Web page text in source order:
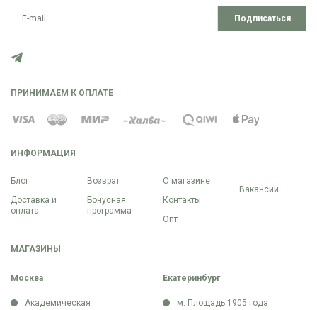
ИНФОРМАЦИЯ
Блог
Доставка и
оплата
Возврат
Бонусная
программа
О магазине
Контакты
Опт
Вакансии
МАГАЗИНЫ
Москва
Академическая
Екатеринбург
м. Площадь 1905 года
Подписаться
ПРИНИМАЕМ К ОПЛАТЕ